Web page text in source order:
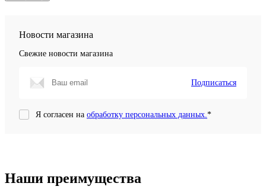
Новости магазина
Свежие новости магазина
Подписаться
Я согласен на обработку персональных данных. *
Наши преимущества